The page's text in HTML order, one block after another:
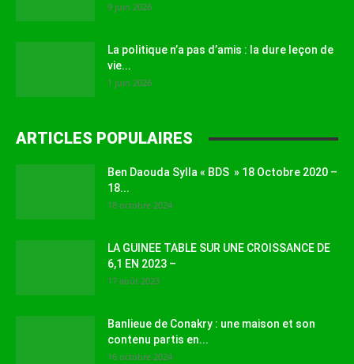
9 juin 2026
La politique n’a pas d’amis : la dure leçon de
vie...
1 juin 2026
ARTICLES POPULAIRES
Ben Daouda Sylla « BDS » 18 Octobre 2020 –
18...
18 octobre 2024
LA GUINEE TABLE SUR UNE CROISSANCE DE
6,1 EN 2023 –
17 août 2023
Banlieue de Conakry : une maison et son
contenu partis en...
16 octobre 2024